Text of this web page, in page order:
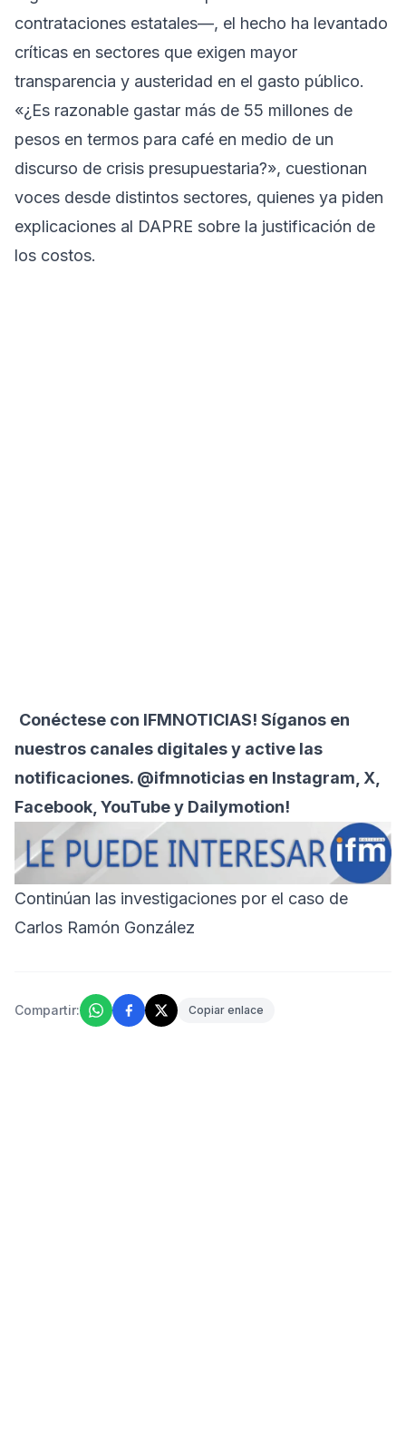
contrataciones estatales—, el hecho ha levantado
críticas en sectores que exigen mayor
transparencia y austeridad en el gasto público.
«¿Es razonable gastar más de 55 millones de
pesos en termos para café en medio de un
discurso de crisis presupuestaria?», cuestionan
voces desde distintos sectores, quienes ya piden
explicaciones al DAPRE sobre la justificación de
los costos.
Conéctese con IFMNOTICIAS! Síganos en
nuestros canales digitales y active las
notificaciones. @ifmnoticias en Instagram, X,
Facebook, YouTube y Dailymotion!
Continúan las investigaciones por el caso de
Carlos Ramón González
Compartir: Copiar enlace